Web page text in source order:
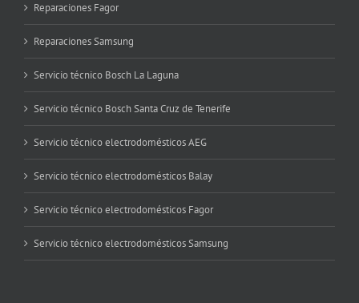
Reparaciones Fagor
Reparaciones Samsung
Servicio técnico Bosch La Laguna
Servicio técnico Bosch Santa Cruz de Tenerife
Servicio técnico electrodomésticos AEG
Servicio técnico electrodomésticos Balay
Servicio técnico electrodomésticos Fagor
Servicio técnico electrodomésticos Samsung